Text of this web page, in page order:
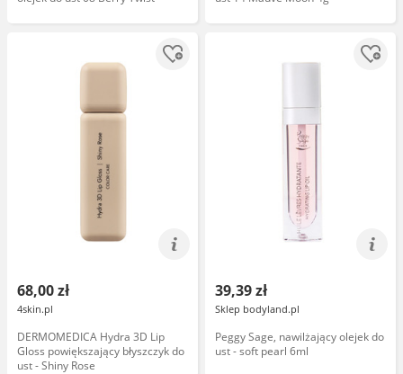
68,00 zł
4skin.pl
DERMOMEDICA Hydra 3D Lip
Gloss powiększający błyszczyk do
ust - Shiny Rose
39,39 zł
Sklep bodyland.pl
Peggy Sage, nawilżający olejek do
ust - soft pearl 6ml